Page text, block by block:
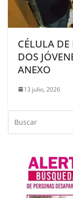
CÉLULA
DOS
ANEXO
13 julio, 2026